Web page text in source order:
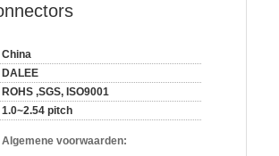
China
DALEE
ROHS ,SGS, ISO9001
1.0~2.54 pitch
voorwaarden: